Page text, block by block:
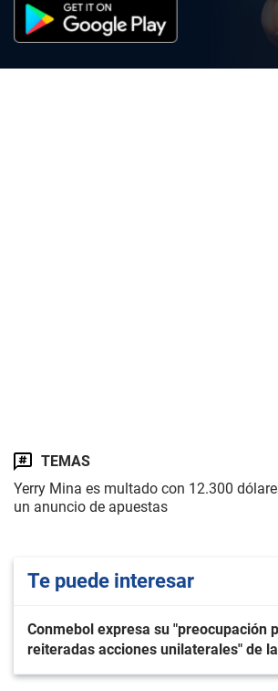
TEMAS
Yerry Mina es multado con 12.300
un anuncio de apuestas
Te puede interesar
Conmebol expresa su "preocupación
reiteradas acciones unilaterales" de